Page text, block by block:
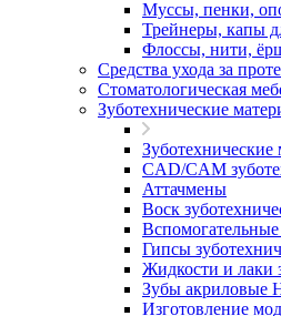
Муссы, пенки,
Трейнеры, капы
Флоссы, нити,
Средства ухода за
Стоматологическая
Зуботехнические
Зуботехнические
CAD/CAM
Аттачмены
Воск
Вспомогательные
Гипсы
Жидкости и лаки
Зубы акриловые
Изготовление